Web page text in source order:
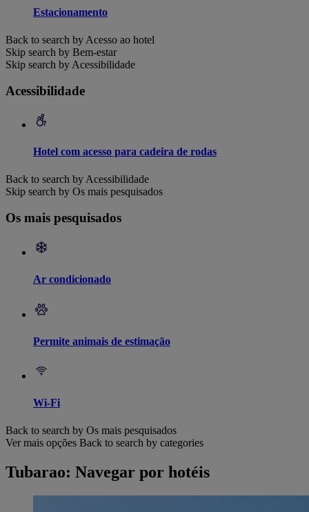
Estacionamento
Back to search by Acesso ao hotel
Skip search by Bem-estar
Skip search by Acessibilidade
Acessibilidade
Hotel com acesso para cadeira de rodas
Back to search by Acessibilidade
Skip search by Os mais pesquisados
Os mais pesquisados
Ar condicionado
Permite animais de estimação
Wi-Fi
Back to search by Os mais pesquisados
Ver mais opções Back to search by categories
Tubarao: Navegar por hotéis